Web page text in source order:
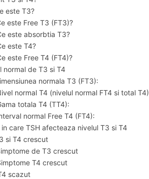
este T3?
este Free T3 (FT3)?
este absorbtia T3?
este T4?
este Free T4 (FT4)?
normal de T3 si T4
normala T3 (FT3):
normal T4 (nivelul normal FT4 si total T4)
totala T4 (TT4):
normal Free T4 (FT4):
in care TSH afecteaza nivelul T3 si T4
si T4 crescut
de T3 crescut
T4 crescut
scazut